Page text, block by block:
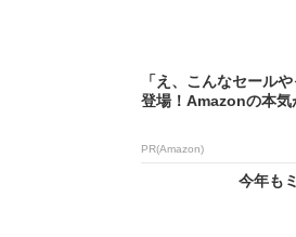
「え、こんなセール
登場！Amazonの本気
PR(Amazon)
今年も